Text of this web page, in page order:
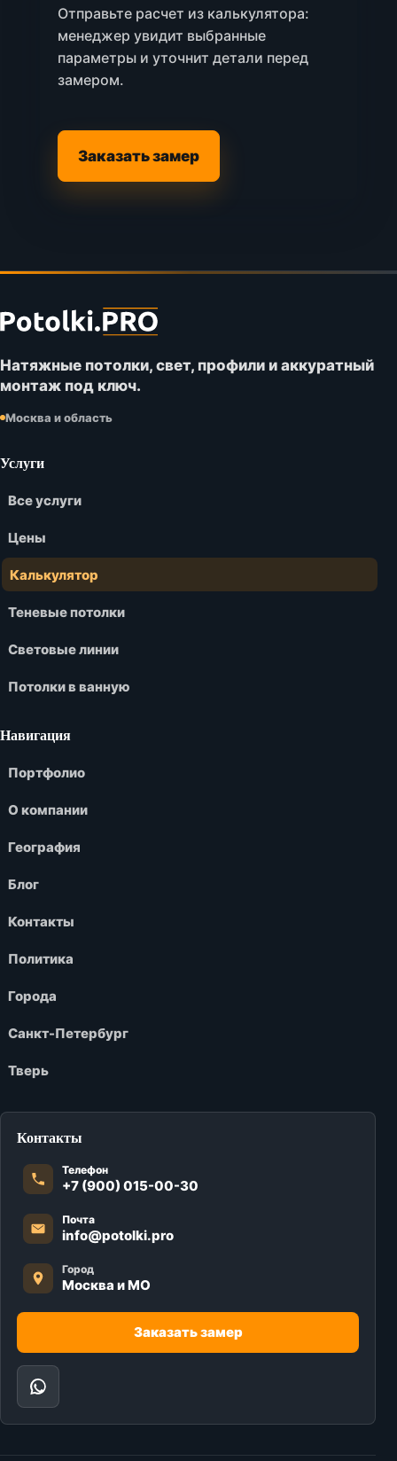
Отправьте расчет из калькулятора:
менеджер увидит выбранные
параметры и уточнит детали перед
замером.
Заказать замер
Футер
сайта
Potolki.PRO
Натяжные потолки, свет, профили и аккуратный
монтаж под ключ.
Москва и область
Услуги
Все услуги
Цены
Калькулятор
Теневые потолки
Световые линии
Потолки в ванную
Навигация
Портфолио
О компании
География
Блог
Контакты
Политика
Города
Санкт-Петербург
Тверь
Контакты
Телефон
+7 (900) 015-00-30
Почта
info@potolki.pro
Город
Москва и МО
Заказать замер